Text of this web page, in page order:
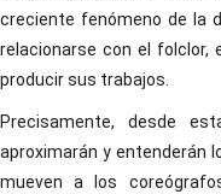
creciente fenómeno de la
relacionarse con el folclor,
producir sus trabajos.
Precisamente, desde
aproximarán y entenderán
mueven a los